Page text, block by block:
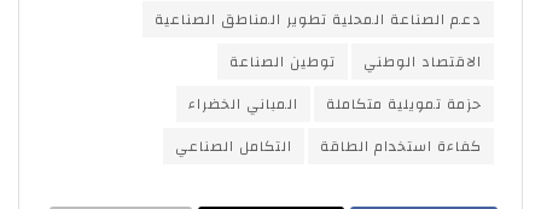
دعم الصناعة المحلية تطوير المناطق الصناعية
الاقتصاد الوطني
توطين الصناعة
حزمة تمويلية متكاملة
المباني الخضراء
كفاءة استخدام الطاقة
التكامل الصناعي